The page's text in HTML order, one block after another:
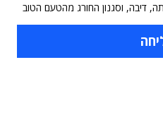
דיבה, וסגנון החורג מהטעם הטוב